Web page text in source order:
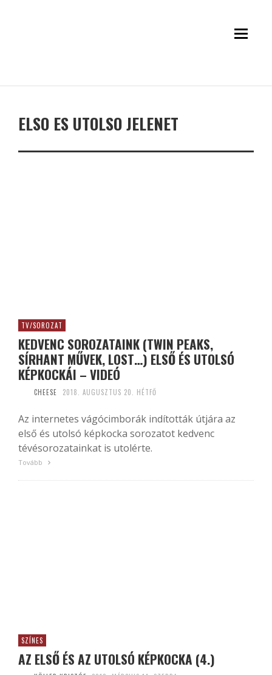
ELSO ES UTOLSO JELENET
TV/SOROZAT
KEDVENC SOROZATAINK (TWIN PEAKS,
SÍRHANT MŰVEK, LOST…) ELSŐ ÉS UTOLSÓ
KÉPKOCKÁI – VIDEÓ
CHEESE 2018. AUGUSZTUS 20. HÉTFŐ
Az internetes vágócimborák indították útjára az
első és utolsó képkocka sorozatot kedvenc
tévésorozatainkat is utolérte.
Tovább
SZÍNES
AZ ELSŐ ÉS AZ UTOLSÓ KÉPKOCKA (4.)